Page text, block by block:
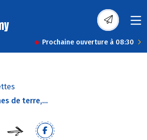
Prochaine ouverture à 08:30
de terre,...